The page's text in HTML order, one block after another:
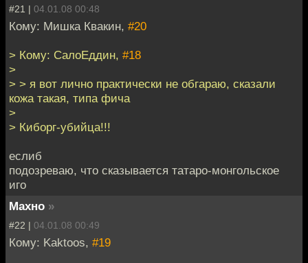
#21 | 04.01.08 00:48
Кому: Мишка Квакин, #20
> Кому: СалоЕддин, #18
>
> > я вот лично практически не обгараю, сказали
кожа такая, типа фича
>
> Киборг-убийца!!!
еслиб
подозреваю, что сказывается татаро-монгольское
иго
Махно »
#22 | 04.01.08 00:49
Кому: Kaktoos, #19